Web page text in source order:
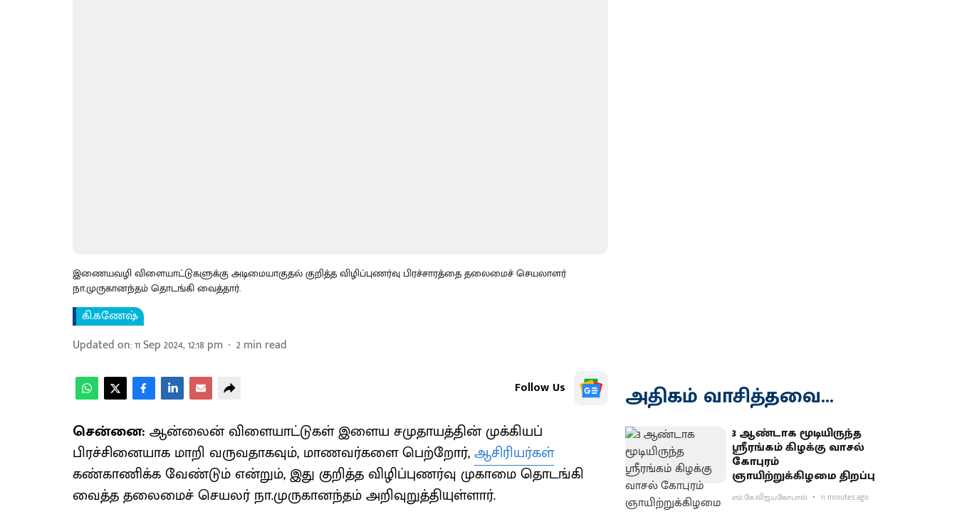
இணையவழி விளையாட்டுகளுக்கு அடிமையாகுதல் குறித்த விழிப்புணர்வு பிரச்சாரத்தை தலைமைச் செயலாளர்
நா.முருகானந்தம் தொடங்கி வைத்தார்.
கி.கணேஷ்
Updated on:11 Sep 2024, 12:18 pm 2min read
Follow Us
சென்னை: ஆன்லைன் விளையாட்டுகள் இளைய சமுதாயத்தின் முக்கியப்
பிரச்சினையாக மாறி வருவதாகவும், மாணவர்களை பெற்றோர்,ஆசிரியர்கள்
கண்காணிக்க வேண்டும் என்றும், இது குறித்த விழிப்புணர்வு முகாமை தொடங்கி
வைத்த தலைமைச் செயலர் நா.முருகானந்தம் அறிவுறுத்தியுள்ளார்.
அதிகம் வாசித்தவை...
3 ஆண்டாக மூடியிருந்த
ஸ்ரீரங்கம் கிழக்கு வாசல்
கோபுரம்
ஞாயிற்றுக்கிழமை திறப்பு
எம்.கே.விஜயகோபால் 11 minutes ago